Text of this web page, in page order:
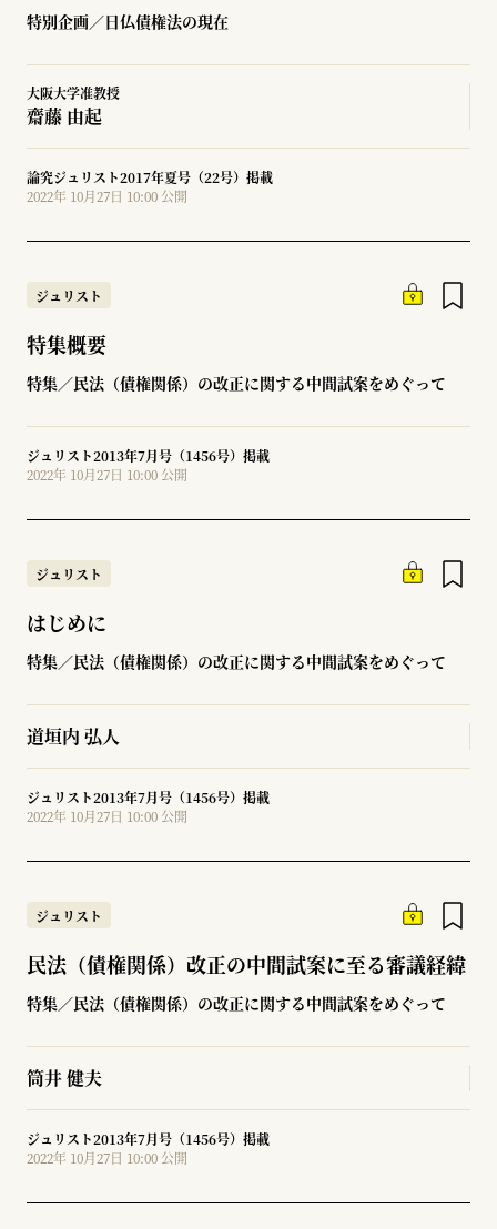
特別企画／日仏債権法の現在
大阪大学准教授
齋藤 由起
論究ジュリスト2017年夏号（22号）掲載
2022年 10月27日 10:00 公開
ジュリスト
特集概要
特集／民法（債権関係）の改正に関する中間試案をめぐって
ジュリスト2013年7月号（1456号）掲載
2022年 10月27日 10:00 公開
ジュリスト
はじめに
特集／民法（債権関係）の改正に関する中間試案をめぐって
道垣内 弘人
ジュリスト2013年7月号（1456号）掲載
2022年 10月27日 10:00 公開
ジュリスト
民法（債権関係）改正の中間試案に至る審議経緯
特集／民法（債権関係）の改正に関する中間試案をめぐって
筒井 健夫
ジュリスト2013年7月号（1456号）掲載
2022年 10月27日 10:00 公開